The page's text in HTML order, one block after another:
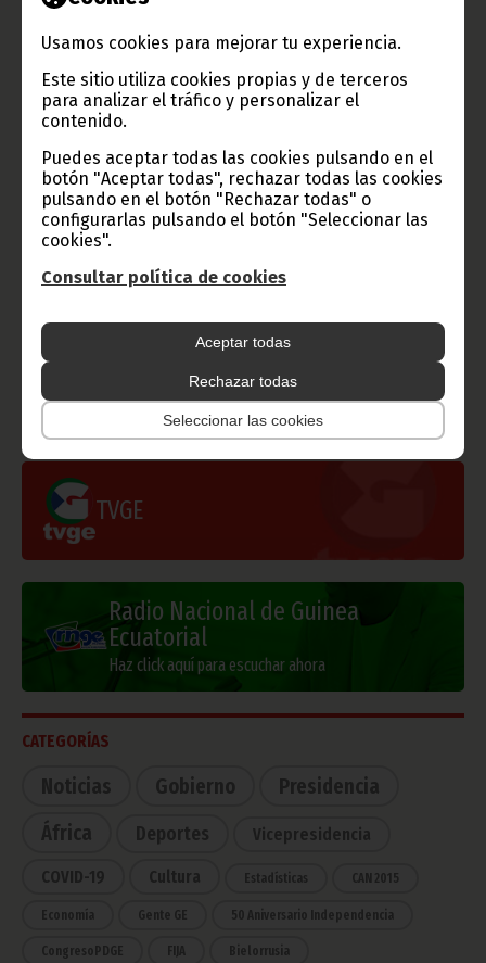
Usamos cookies para mejorar tu experiencia.
Este sitio utiliza cookies propias y de terceros
para analizar el tráfico y personalizar el
contenido.
Puedes aceptar todas las cookies pulsando en el
botón "Aceptar todas", rechazar todas las cookies
pulsando en el botón "Rechazar todas" o
configurarlas pulsando el botón "Seleccionar las
cookies".
Consultar política de cookies
Aceptar todas
Rechazar todas
Seleccionar las cookies
varios cantantes nacionales y un desfile de modelos.
Texto y fotos: Clemente Ela Ondo Onguene.
Oficina de Información y Prensa de Guinea Ecuatorial (D. G.
Base Internet).
Gobierno e Instituciones
Información de Guinea Ecuatorial
TVGE
Radio Nacional de Guinea
Ecuatorial
Haz click aquí para escuchar ahora
CATEGORÍAS
Noticias Gobierno
Presidencia
África
Deportes Vicepresidencia
COVID-19 Cultura Estadísticas CAN 2015
Economía Gente GE 50 Aniversario Independencia
CongresoPDGE FIJA Bielorrusia